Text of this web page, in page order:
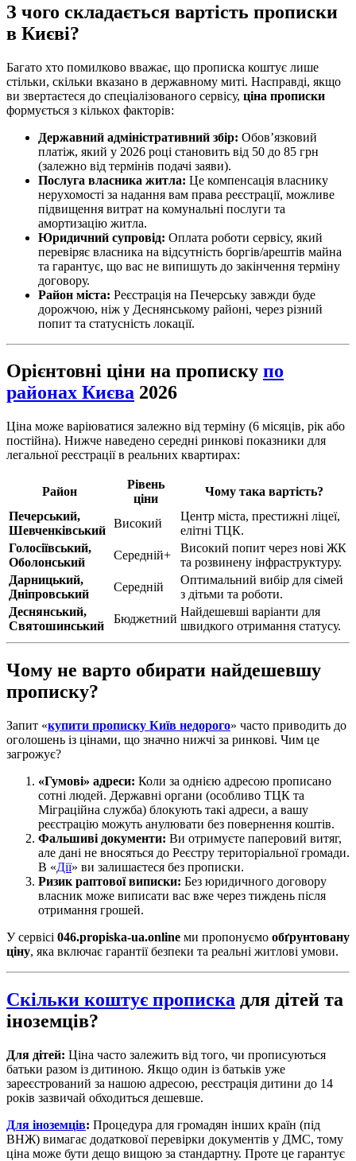
З чого складається вартість прописки
в Києві?
Багато хто помилково вважає, що прописка коштує лише
стільки, скільки вказано в державному миті. Насправді, якщо
ви звертаєтеся до спеціалізованого сервісу, ціна прописки
формується з кількох факторів:
Державний адміністративний збір: Обов’язковий
платіж, який у 2026 році становить від 50 до 85 грн
(залежно від термінів подачі заяви).
Послуга власника житла: Це компенсація власнику
нерухомості за надання вам права реєстрації, можливе
підвищення витрат на комунальні послуги та
амортизацію житла.
Юридичний супровід: Оплата роботи сервісу, який
перевіряє власника на відсутність боргів/арештів майна
та гарантує, що вас не випишуть до закінчення терміну
договору.
Район міста: Реєстрація на Печерську завжди буде
дорожчою, ніж у Деснянському районі, через різний
попит та статусність локації.
Орієнтовні ціни на прописку по
районах Києва 2026
Ціна може варіюватися залежно від терміну (6 місяців, рік або
постійна). Нижче наведено середні ринкові показники для
легальної реєстрації в реальних квартирах:
Район
Рівень
ціни
Чому така вартість?
Печерський,
Шевченківський
Високий
Центр міста, престижні ліцеї,
елітні ТЦК.
Голосіївський,
Оболонський
Середній+
Високий попит через нові ЖК
та розвинену інфраструктуру.
Дарницький,
Дніпровський
Середній
Оптимальний вибір для сімей
з дітьми та роботи.
Деснянський,
Святошинський
Бюджетний
Найдешевші варіанти для
швидкого отримання статусу.
Чому не варто обирати найдешевшу
прописку?
Запит «купити прописку Київ недорого» часто приводить до
оголошень із цінами, що значно нижчі за ринкові. Чим це
загрожує?
«Гумові» адреси: Коли за однією адресою прописано
сотні людей. Державні органи (особливо ТЦК та
Міграційна служба) блокують такі адреси, а вашу
реєстрацію можуть анулювати без повернення коштів.
Фальшиві документи: Ви отримуєте паперовий витяг,
але дані не вносяться до Реєстру територіальної громади.
В «Дії» ви залишаєтеся без прописки.
Ризик раптової виписки: Без юридичного договору
власник може виписати вас вже через тиждень після
отримання грошей.
У сервісі 046.propiska-ua.online ми пропонуємо обґрунтовану
ціну, яка включає гарантії безпеки та реальні житлові умови.
Скільки коштує прописка для дітей та
іноземців?
Для дітей: Ціна часто залежить від того, чи прописуються
батьки разом із дитиною. Якщо один із батьків уже
зареєстрований за нашою адресою, реєстрація дитини до 14
років зазвичай обходиться дешевше.
Для іноземців: Процедура для громадян інших країн (під
ВНЖ) вимагає додаткової перевірки документів у ДМС, тому
ціна може бути дещо вищою за стандартну. Проте це гарантує